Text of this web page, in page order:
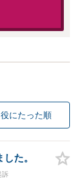
役にたった順
た。
訴